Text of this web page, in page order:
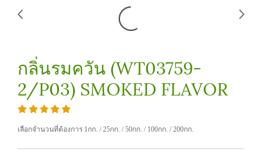
กลิ่นรมควัน (WT03759-
2/P03) SMOKED FLAVOR
เลือกจำนวนที่ต้องการ 1กก. / 25กก. / 50กก. / 100กก. / 200กก.